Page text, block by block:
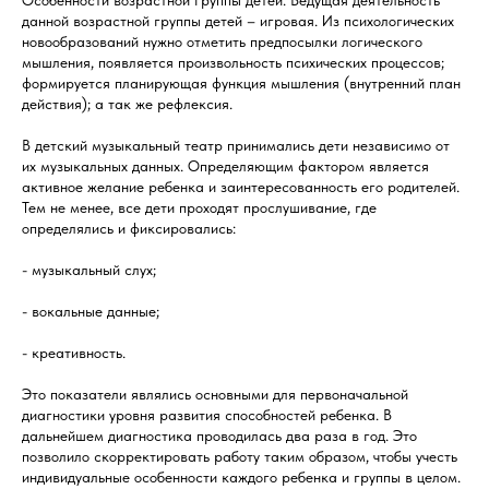
данной возрастной группы детей – игровая. Из психологических
новообразований нужно отметить предпосылки логического
мышления, появляется произвольность психических процессов;
формируется планирующая функция мышления (внутренний план
действия); а так же рефлексия.
В детский музыкальный театр принимались дети независимо от
их музыкальных данных. Определяющим фактором является
активное желание ребенка и заинтересованность его родителей.
Тем не менее, все дети проходят прослушивание, где
определялись и фиксировались:
- музыкальный слух;
- вокальные данные;
- креативность.
Это показатели являлись основными для первоначальной
диагностики уровня развития способностей ребенка. В
дальнейшем диагностика проводилась два раза в год. Это
позволило скорректировать работу таким образом, чтобы учесть
индивидуальные особенности каждого ребенка и группы в целом.